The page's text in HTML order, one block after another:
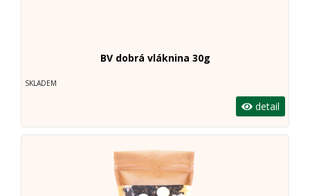
BV dobrá vláknina 30g
SKLADEM
detail